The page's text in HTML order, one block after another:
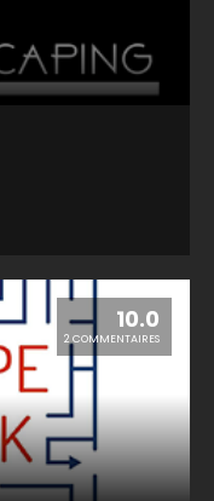
10.0
2 COMMENTAIRES